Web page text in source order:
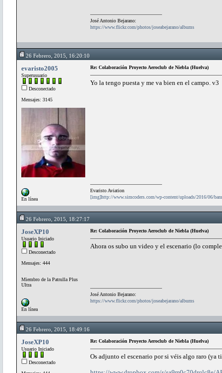
José Antonio Bejarano:
https://www.flickr.com/photos/joseabejarano/albums
26 Febrero, 2015, 16:20:10
evaristo2005
Superusuario
Desconectado
Mensajes: 3145
En línea
Re: Colaboración Proyecto Aeroclub de Niebla (Huelva)
Yo la tengo puesta y me va bien en el campo. v3
Evaristo Aviation
[img]http://www.simcoders.com/wp-content/uploads/2016/06/
26 Febrero, 2015, 18:27:17
JoseXP10
Usuario Iniciado
Desconectado
Mensajes: 444
Miembro de la Patrulla Plus
Ultra
En línea
Re: Colaboración Proyecto Aeroclub de Niebla (Huelva)
Ahora os subo un video y el escenario (lo
José Antonio Bejarano:
https://www.flickr.com/photos/joseabejarano/albums
26 Febrero, 2015, 18:49:16
JoseXP10
Usuario Iniciado
Desconectado
Re: Colaboración Proyecto Aeroclub de Niebla (Huelva)
Os adjunto el escenario por si véis algo raro (ya